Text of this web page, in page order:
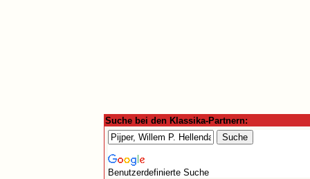
Suche bei den Klassika-Partnern:
Benutzerdefinierte Suche